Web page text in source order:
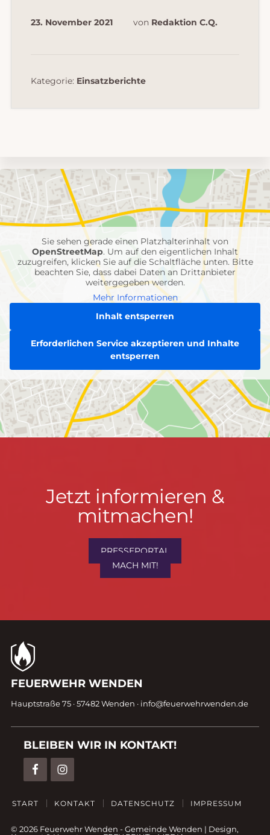
23. November 2021 von Redaktion C.Q.
Kategorie: Einsatzberichte
Umgebungskarte
mit
Feuerwehr-
Einheiten
Sie sehen gerade einen Platzhalterinhalt von
OpenStreetMap. Um auf den eigentlichen Inhalt
zuzugreifen, klicken Sie auf die Schaltfläche unten. Bitte
beachten Sie, dass dabei Daten an Drittanbieter
weitergegeben werden.
Mehr Informationen
Inhalt entsperren
Erforderlichen Service akzeptieren und Inhalte
entsperren
Jetzt
informieren
mitmachen!
Jetzt informieren &
mitmachen!
PRESSEPORTAL
MACH MIT!
Kontaktdaten
Fußzeile
FEUERWEHR WENDEN
Hauptstraße 75 · 57482 Wenden · info@feuerwehrwenden.de
BLEIBEN WIR IN KONTAKT!
START KONTAKT DATENSCHUTZ IMPRESSUM
© 2026 Feuerwehr Wenden -Gemeinde Wenden | Design,